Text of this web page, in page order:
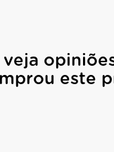
veja
este